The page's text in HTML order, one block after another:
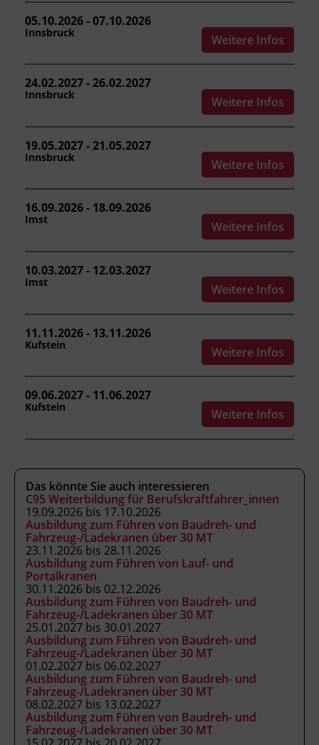
die
Arbeitnehmer_innenschutzvorschriften,
Normen und Richtlinien zum sicheren
Führen anwenden.
einen Hubstapler in praktischen
Präsenzunterricht
Fachtrainer_in
Hubstaplerausweis nach FK-V,
Kursbesuchsbestätigung
Abschlussinformation
Staplerausweis nach FK-V und
Kursbesuchsbestätigung.
Unterrichtet nach
Anhang 3 der Fachkenntnisnachweis-
Verordnung (BGBl. II Nr. 13/2007 in der
ArbeitnehmerInnenschutzgesetz (BGBl. Nr.
450/1994 in der geltenden Fassung).
Hinweis
Mitzubringen: Taschenrechner
Förderhinweis
Das Land Tirol fördert bis zu maximal 30 %
der Kurskosten. Nähere Informationen finden
Sie unterwww.mein-update.at
Abschlussinformation
BGBl. II Nr. 13/2007 idgF unterrichtet nach
05.10.2026 - 07.10.2026
Innsbruck Weitere Infos
24.02.2027 - 26.02.2027
Innsbruck Weitere Infos
19.05.2027 - 21.05.2027
Innsbruck Weitere Infos
16.09.2026 - 18.09.2026
Imst Weitere Infos
10.03.2027 - 12.03.2027
Imst Weitere Infos
11.11.2026 - 13.11.2026
Kufstein Weitere Infos
09.06.2027 - 11.06.2027
Kufstein Weitere Infos
Das könnte Sie auch interessieren
C95 Weiterbildung für Berufskraftfahrer_innen
19.09.2026 bis 17.10.2026
Ausbildung zum Führen von Baudreh- und
Fahrzeug-/Ladekranen über 30 MT
23.11.2026 bis 28.11.2026
Ausbildung zum Führen von Lauf- und
Portalkranen
30.11.2026 bis 02.12.2026
Ausbildung zum Führen von Baudreh- und
Fahrzeug-/Ladekranen über 30 MT
25.01.2027 bis 30.01.2027
Ausbildung zum Führen von Baudreh- und
Fahrzeug-/Ladekranen über 30 MT
01.02.2027 bis 06.02.2027
Ausbildung zum Führen von Baudreh- und
Fahrzeug-/Ladekranen über 30 MT
08.02.2027 bis 13.02.2027
Ausbildung zum Führen von Baudreh- und
Fahrzeug-/Ladekranen über 30 MT